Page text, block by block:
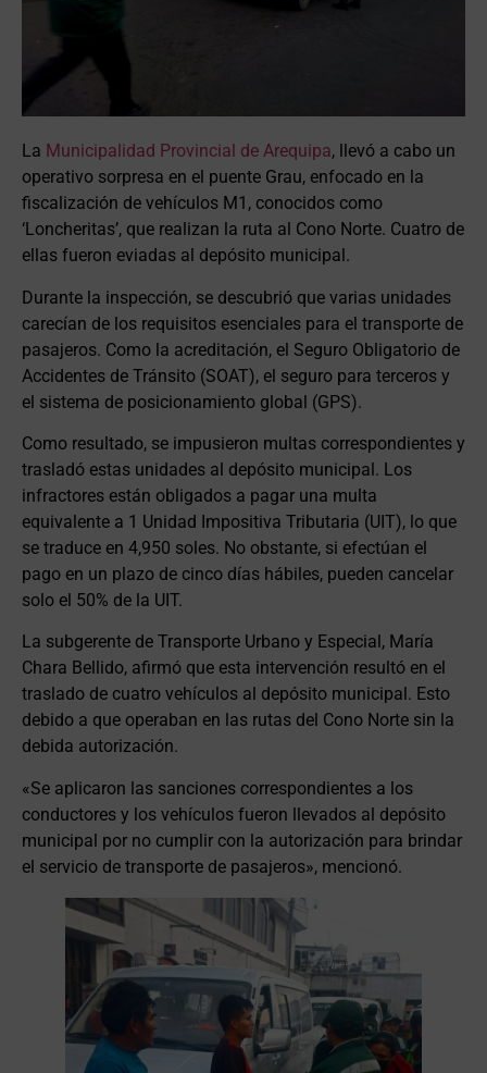
La Municipalidad Provincial de Arequipa, llevó a cabo un
operativo sorpresa en el puente Grau, enfocado en la
fiscalización de vehículos M1, conocidos como
‘Loncheritas’, que realizan la ruta al Cono Norte. Cuatro de
ellas fueron eviadas al depósito municipal.
Durante la inspección, se descubrió que varias unidades
carecían de los requisitos esenciales para el transporte de
pasajeros. Como la acreditación, el Seguro Obligatorio de
Accidentes de Tránsito (SOAT), el seguro para terceros y
el sistema de posicionamiento global (GPS).
Como resultado, se impusieron multas correspondientes y
trasladó estas unidades al depósito municipal. Los
infractores están obligados a pagar una multa
equivalente a 1 Unidad Impositiva Tributaria (UIT), lo que
se traduce en 4,950 soles. No obstante, si efectúan el
pago en un plazo de cinco días hábiles, pueden cancelar
solo el 50% de la UIT.
La subgerente de Transporte Urbano y Especial, María
Chara Bellido, afirmó que esta intervención resultó en el
traslado de cuatro vehículos al depósito municipal. Esto
debido a que operaban en las rutas del Cono Norte sin la
debida autorización.
«Se aplicaron las sanciones correspondientes a los
conductores y los vehículos fueron llevados al depósito
municipal por no cumplir con la autorización para brindar
el servicio de transporte de pasajeros», mencionó.